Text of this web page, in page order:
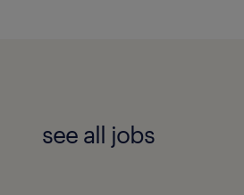
see all jobs